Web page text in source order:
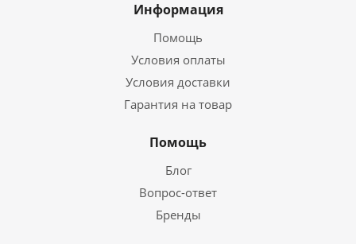
Информация
Помощь
Условия оплаты
Условия доставки
Гарантия на товар
Помощь
Блог
Вопрос-ответ
Бренды